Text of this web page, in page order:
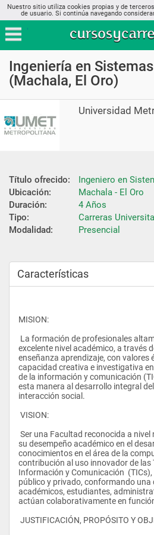
Nuestro sitio utiliza cookies propias y de
de usuario. Si continúa navegando
Ingeniería en
(Machala, El Oro)
Universidad
Título ofrecido:
Ingeniero en
Ubicación:
Machala - El Oro
Duración:
4 Años
Tipo:
Carreras
Modalidad:
Presencial
Características
MISION:
excelente nivel académico, a través
enseñanza aprendizaje, con valores
capacidad creativa e investigativa
de la información y comunicación
esta manera al desarrollo integral
interacción social.
VISION:
su desempeño académico en el
conocimientos en el área de la
contribución al uso innovador de las
Información y Comunicación  (TICs),
público y privado, conformando una
académicos, estudiantes,
actúan colaborativamente en
JUSTIFICACIÓN, PROPÓSITO Y